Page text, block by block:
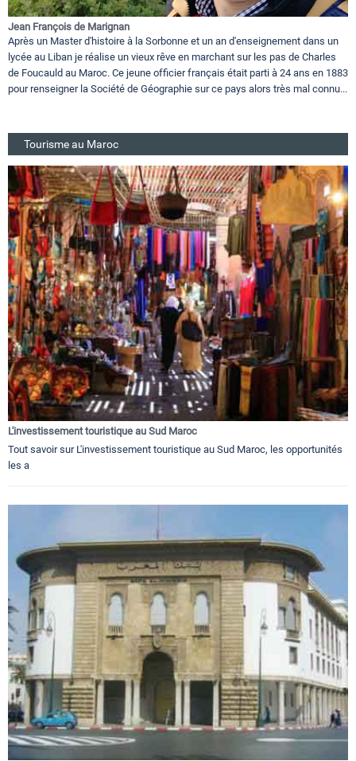
Jean François de Marignan
Après un Master d'histoire à la Sorbonne et un an d'enseignement dans un
lycée au Liban je réalise un vieux rêve en marchant sur les pas de Charles
de Foucauld au Maroc. Ce jeune officier français était parti à 24 ans en 1883
pour renseigner la Société de Géographie sur ce pays alors très mal connu...
Tourisme au Maroc
L'investissement touristique au Sud Maroc
Tout savoir sur L'investissement touristique au Sud Maroc, les opportunités
les a